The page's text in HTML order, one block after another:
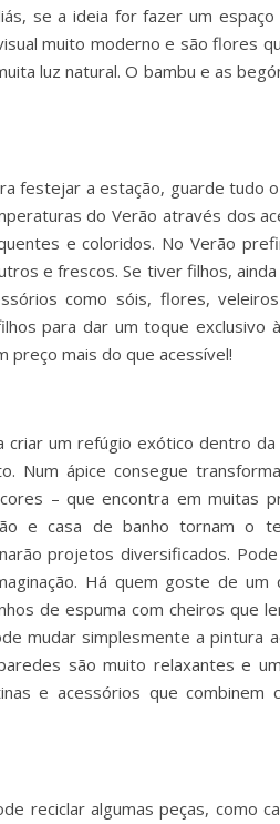
se a ideia for fazer um espaço
muito moderno e são flores
luz natural. O bambu e as
festejar a estação, guarde tudo
do Verão através dos
e coloridos. No Verão
e frescos. Se tiver filhos,
como sóis, flores,
para dar um toque exclusivo
preço mais do que acessível!
um refúgio exótico dentro da
Num ápice consegue
– que encontra em muitas
e casa de banho tornam o
projetos diversificados.
Há quem goste de um
de espuma com cheiros que
mudar simplesmente a pintura
são muito relaxantes e
e acessórios que combinem
reciclar algumas peças, como